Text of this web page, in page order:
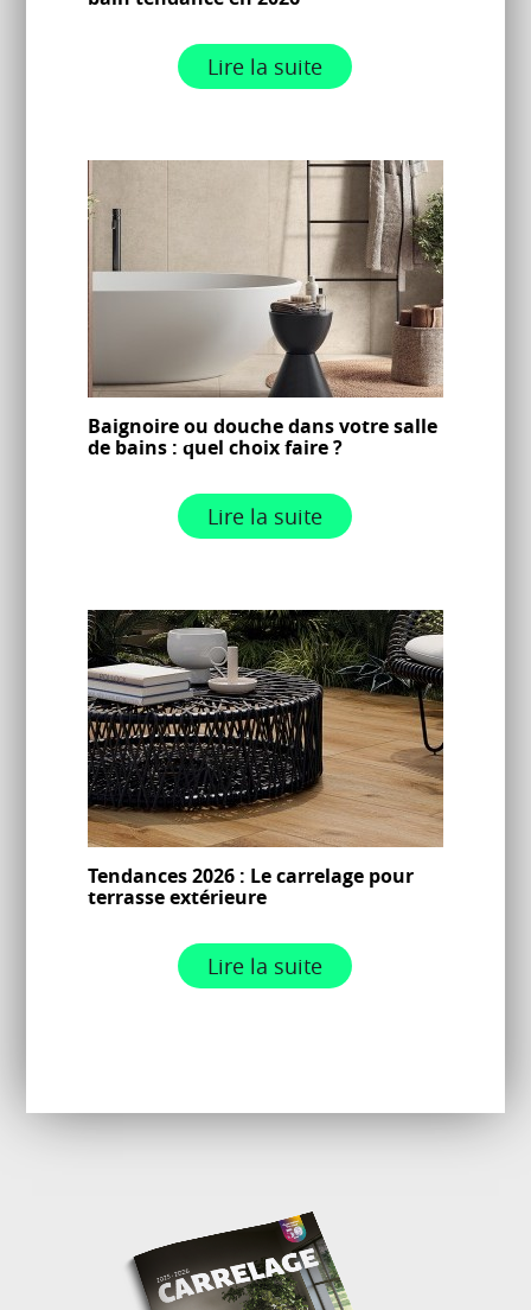
Lire la suite
Baignoire ou douche dans votre salle
de bains : quel choix faire ?
Lire la suite
Tendances 2026 : Le carrelage pour
terrasse extérieure
Lire la suite